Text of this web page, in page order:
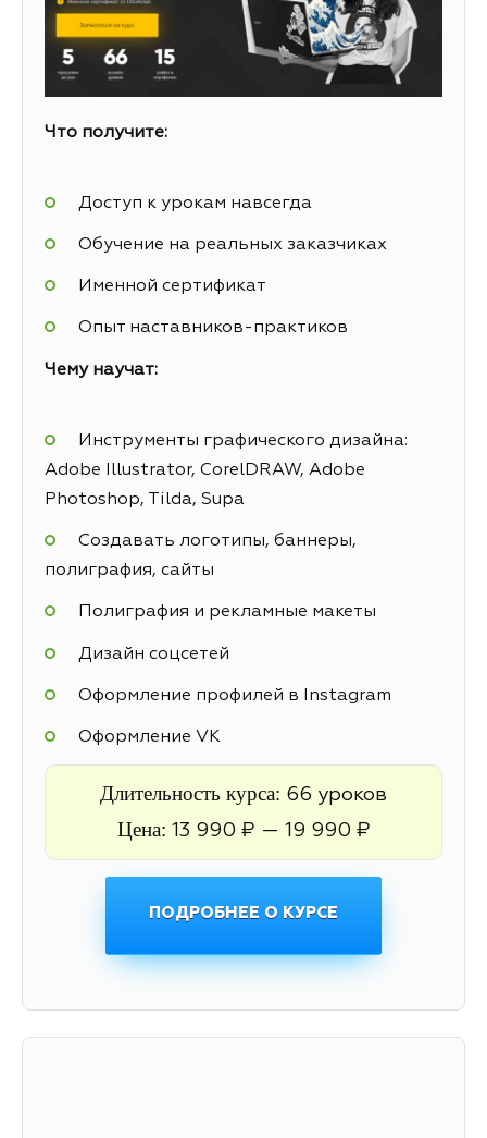
Что получите:
Доступ к урокам навсегда
Обучение на реальных заказчиках
Именной сертификат
Опыт наставников-практиков
Чему научат:
Инструменты графического дизайна:
Adobe Illustrator, CorelDRAW, Adobe
Photoshop, Tilda, Supa
Создавать логотипы, баннеры,
полиграфия, сайты
Полиграфия и рекламные макеты
Дизайн соцсетей
Оформление профилей в Instagram
Оформление VK
Длительность курса: 66 уроков
Цена: 13 990 ₽ — 19 990 ₽
ПОДРОБНЕЕ О КУРСЕ